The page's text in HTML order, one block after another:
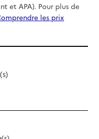
et APA). Pour plus de
les prix